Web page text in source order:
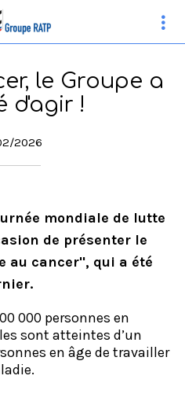
le Groupe a
d'agir !
2026
mondiale de lutte
de présenter le
au cancer", qui a été
000 personnes en
sont atteintes d’un
en âge de travailler